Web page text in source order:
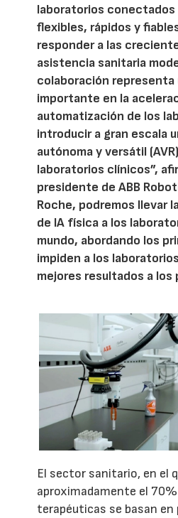
laboratorios conectados
flexibles, rápidos y
responder a las
asistencia sanitaria
colaboración representa
importante en la
automatización de los
introducir a gran escala
autónoma y versátil
laboratorios clínicos”,
presidente de ABB
Roche, podremos llevar
de IA física a los
mundo, abordando los
impiden a los
mejores resultados a los
El sector sanitario, en el
aproximadamente el
terapéuticas se basan en